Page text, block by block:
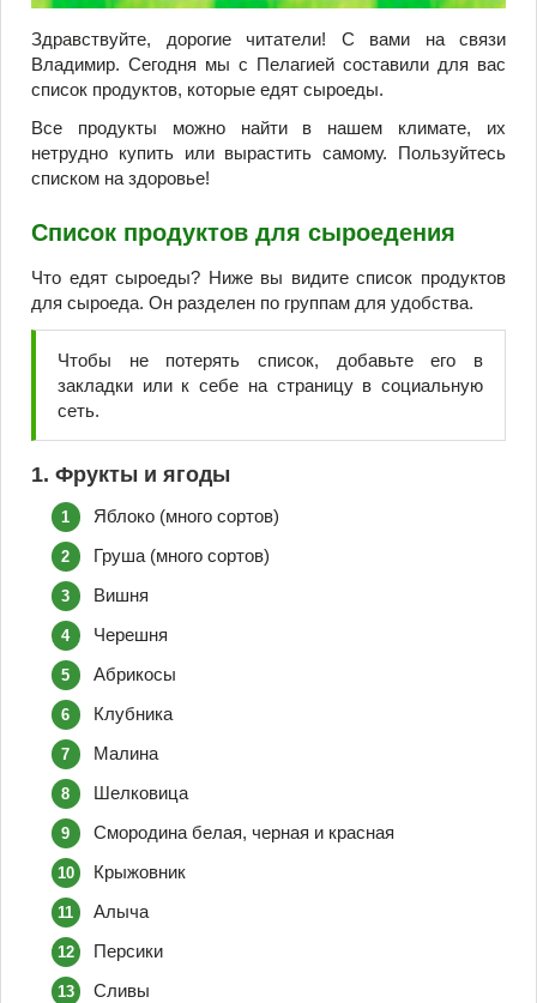
Здравствуйте, дорогие читатели! С вами на связи
Владимир. Сегодня мы с Пелагией составили для вас
список продуктов, которые едят сыроеды.
Все продукты можно найти в нашем климате, их
нетрудно купить или вырастить самому. Пользуйтесь
списком на здоровье!
Список продуктов для сыроедения
Что едят сыроеды? Ниже вы видите список продуктов
для сыроеда. Он разделен по группам для удобства.
Чтобы не потерять список, добавьте его в
закладки или к себе на страницу в социальную
сеть.
1. Фрукты и ягоды
Яблоко (много сортов)
Груша (много сортов)
Вишня
Черешня
Абрикосы
Клубника
Малина
Шелковица
Смородина белая, черная и красная
Крыжовник
Алыча
Персики
Сливы